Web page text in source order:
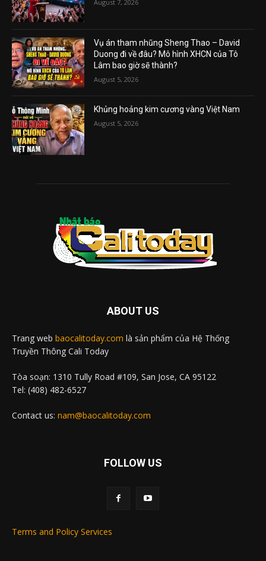
August 7, 2026
Vụ án tham nhũng Sheng Thao – David
Duong đi về đâu? Mô hình XHCN của Tô
Lâm bao giờ sẽ thành?
August 5, 2026
Khủng hoảng kim cương vàng Việt Nam
August 5, 2026
ABOUT US
Trang web baocalitoday.com là sản phẩm của Hệ Thống
Truyền Thông Cali Today
Tòa soạn: 1310 Tully Road #109, San Jose, CA 95122
Tel: (408) 482-6527
Contact us: nam@baocalitoday.com
FOLLOW US
Terms and Policy Services